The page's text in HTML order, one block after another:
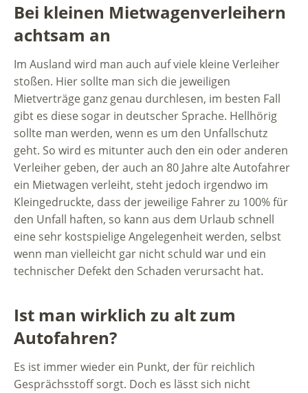
Bei kleinen Mietwagenverleihern
achtsam an
Im Ausland wird man auch auf viele kleine Verleiher
stoßen. Hier sollte man sich die jeweiligen
Mietverträge ganz genau durchlesen, im besten Fall
gibt es diese sogar in deutscher Sprache. Hellhörig
sollte man werden, wenn es um den Unfallschutz
geht. So wird es mitunter auch den ein oder anderen
Verleiher geben, der auch an 80 Jahre alte Autofahrer
ein Mietwagen verleiht, steht jedoch irgendwo im
Kleingedruckte, dass der jeweilige Fahrer zu 100% für
den Unfall haften, so kann aus dem Urlaub schnell
eine sehr kostspielige Angelegenheit werden, selbst
wenn man vielleicht gar nicht schuld war und ein
technischer Defekt den Schaden verursacht hat.
Ist man wirklich zu alt zum
Autofahren?
Es ist immer wieder ein Punkt, der für reichlich
Gesprächsstoff sorgt. Doch es lässt sich nicht